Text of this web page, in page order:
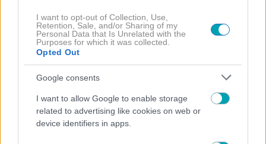
I want to opt-out of Collection, Use,
Retention, Sale, and/or Sharing of my
Personal Data that Is Unrelated with the
Purposes for which it was collected.
Opted Out
Google consents
I want to allow Google to enable storage
related to advertising like cookies on web or
device identifiers in apps.